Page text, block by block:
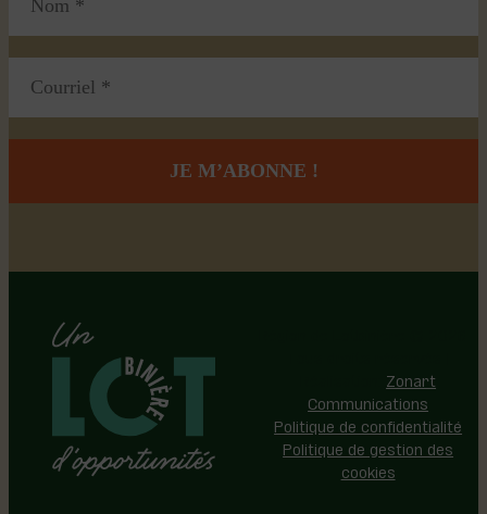
Zonart
Communications
Politique de confidentialité
Politique de gestion des
cookies